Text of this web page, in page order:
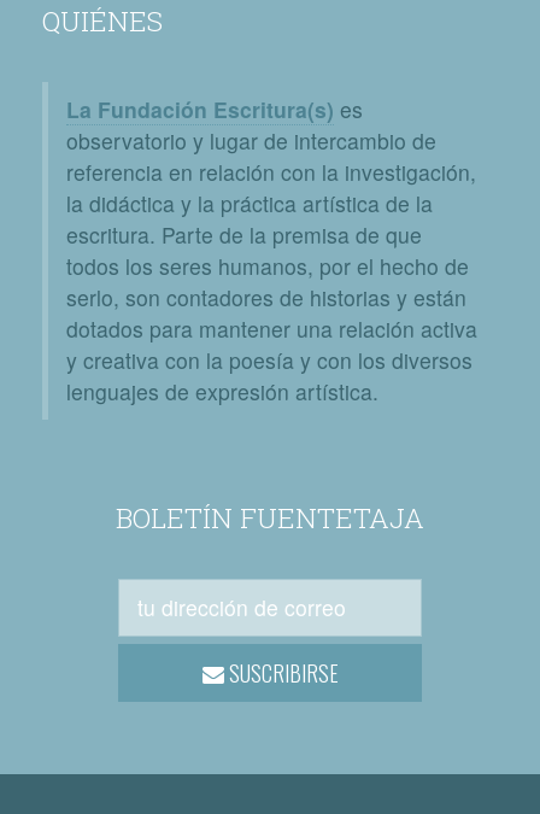
QUIÉNES
La Fundación Escritura(s) es
observatorio y lugar de intercambio de
referencia en relación con la investigación,
la didáctica y la práctica artística de la
escritura. Parte de la premisa de que
todos los seres humanos, por el hecho de
serlo, son contadores de historias y están
dotados para mantener una relación activa
y creativa con la poesía y con los diversos
lenguajes de expresión artística.
BOLETÍN FUENTETAJA
SUSCRIBIRSE